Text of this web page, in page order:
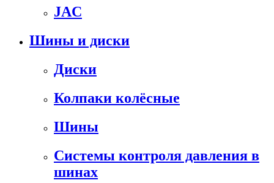
JAC
Шины и диски
Диски
Колпаки колёсные
Шины
Системы контроля давления в
шинах